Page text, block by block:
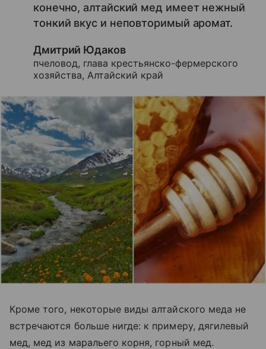
конечно, алтайский мед имеет нежный
тонкий вкус и неповторимый аромат.
Дмитрий Юдаков
пчеловод, глава крестьянско-фермерского
хозяйства, Алтайский край
Кроме того, некоторые виды алтайского меда не
встречаются больше нигде: к примеру, дягилевый
мед, мед из маральего корня, горный мед.